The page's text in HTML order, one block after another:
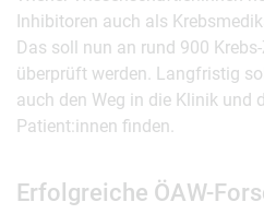
Inhibitoren auch als
Das soll nun an rund 900
überprüft werden. Langfristig
auch den Weg in die Klinik und
Patient:innen finden.
Erfolgreiche ÖAW-